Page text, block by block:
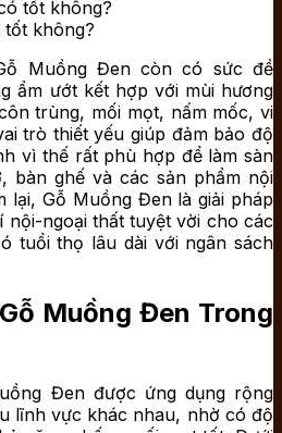
không?
Muồng Đen còn có sức đề
ẩm ướt kết hợp với mùi hương
trùng, mối mọt, nấm mốc, vi
trò thiết yếu giúp đảm bảo độ
vì thế rất phù hợp để làm sàn
bàn ghế và các sản phẩm nội
lại, Gỗ Muồng Đen là giải pháp
ngoại thất tuyệt vời cho các
tuổi thọ lâu dài với ngân sách
Muồng Đen Trong
Đen được ứng dụng rộng
lĩnh vực khác nhau, nhờ có độ